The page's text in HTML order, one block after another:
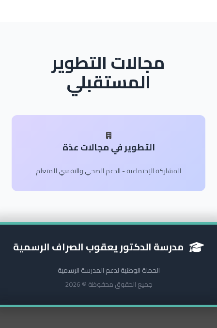
مجالات التطوير
المستقبلي
التطوير في مجالات عدّة
المشاركة الإجتماعية - الدعم الصحي والنفسي للمتعلم
مدرسة الدكتور يعقوب الصراف الرسمية
الحملة الوطنية لدعم المدرسة الرسمية
جميع الحقوق محفوظة © 2026